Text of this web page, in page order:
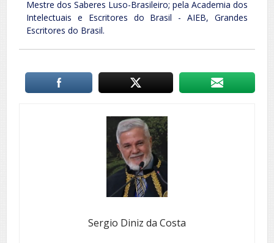
Mestre dos Saberes Luso-Brasileiro; pela Academia dos
Intelectuais e Escritores do Brasil - AIEB, Grandes
Escritores do Brasil.
Sergio Diniz da Costa